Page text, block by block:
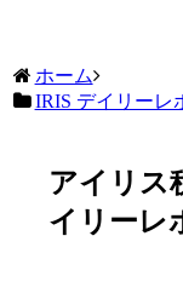
ホーム
IRIS デイリーレ
アイリ
イリーレ